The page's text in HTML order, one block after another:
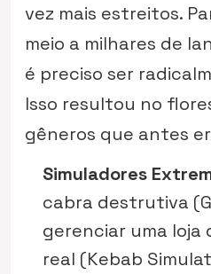
vez mais estreitos.
meio a milhares de
é preciso ser
Isso resultou no
gêneros que antes
Simuladores
cabra destrutiva
gerenciar uma loja
real (Kebab